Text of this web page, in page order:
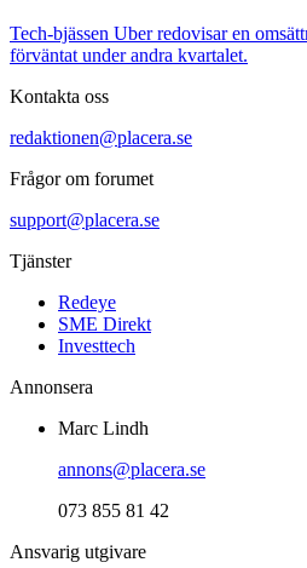
Tech-bjässen Uber redovisar en
förväntat under andra kvartalet.
Kontakta oss
redaktionen@placera.se
Frågor om forumet
support@placera.se
Tjänster
Redeye
SME Direkt
Investtech
Annonsera
Marc Lindh
annons@placera.se
073 855 81 42
Ansvarig utgivare